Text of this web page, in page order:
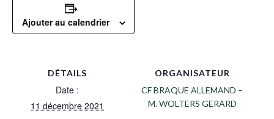
Ajouter au calendrier
DÉTAILS
Date :
11 décembre 2021
ORGANISATEUR
CF BRAQUE ALLEMAND –
M. WOLTERS GERARD